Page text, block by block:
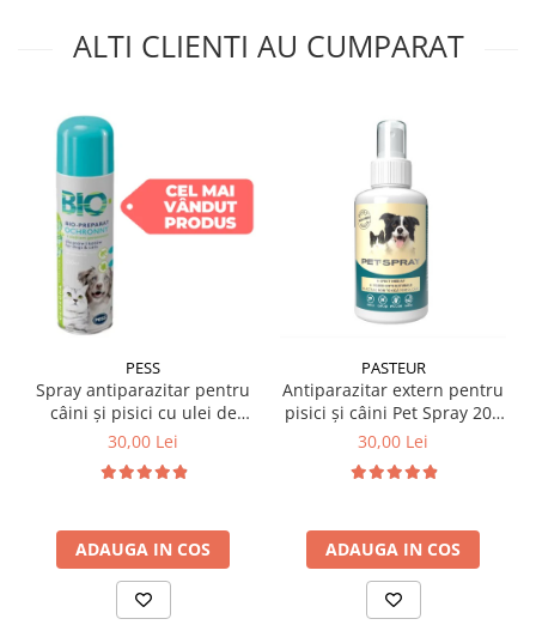
ALTI CLIENTI AU CUMPARAT
PESS
Spray antiparazitar pentru
câini și pisici cu ulei de
geranium Pess 250 ml
30,00 Lei
ADAUGA IN COS
PASTEUR
Antiparazitar extern pentru
pisici și câini Pet Spray 200
ml
30,00 Lei
ADAUGA IN COS